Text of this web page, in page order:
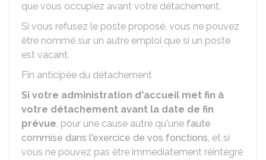
que vous occupiez avant votre détachement.
Si vous refusez le poste proposé, vous ne pouvez
être nommé sur un autre emploi que si un poste
est vacant.
Fin anticipée du détachement
Si votre administration d'accueil met fin à
votre détachement avant la date de fin
prévue, pour une cause autre qu'une faute
commise dans l'exercice de vos fonctions, et si
vous ne pouvez pas être immédiatement réintégré